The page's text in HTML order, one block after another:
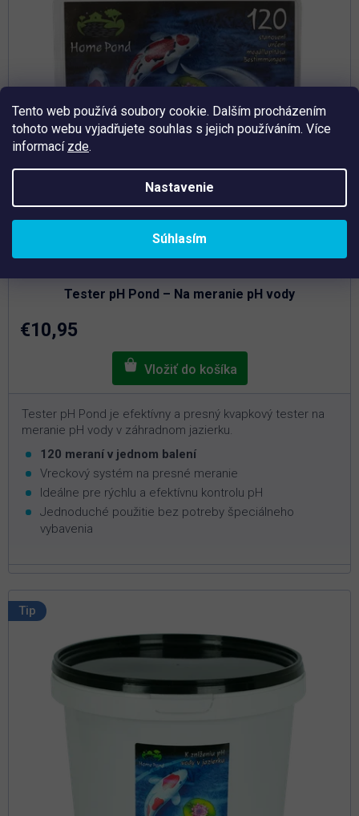
Tento web používá soubory cookie. Dalším procházením
tohoto webu vyjadřujete souhlas s jejich používáním. Více
informací zde.
Nastavenie
Súhlasím
Tester pH Pond – Na meranie pH vody
je
5,0
€10,95
Tester pH Pond je efektívny a presný kvapkový tester na
meranie pH vody v záhradnom jazierku.
120 meraní v jednom balení
Vreckový systém na presné meranie
Ideálne pre rýchlu a efektívnu kontrolu pH
Jednoduché použitie bez potreby špeciálneho
vybavenia
Tip